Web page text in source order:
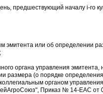
предшествующий началу i-го
эмитента или об определении
органа управления
размера (о порядке
органом
Приказ № 14-ЕАС от